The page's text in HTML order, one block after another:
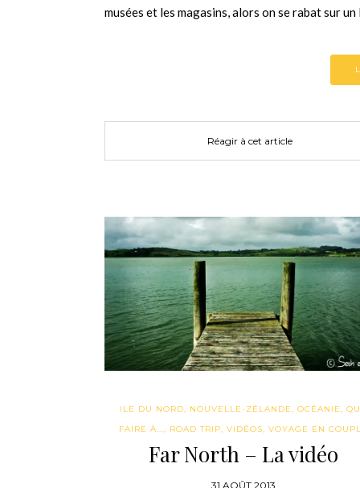
musées et les magasins, alors on se rabat sur
Réagir à cet article
ILE DU NORD, NOUVELLE-ZÉLANDE, OCÉANIE,
FAIRE À..., ROAD TRIP, VIDÉOS, VOYAGE EN
Far North – La vidéo
31 AOÛT 2013